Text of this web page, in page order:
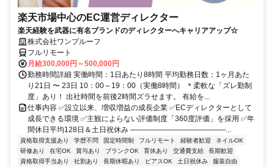
楽天市場中心のEC運営ディレクター
楽天経験を武器に有名ブランドのディレクターへキャリアアップ☆
株式会社ワンプルーフ
フルリモート
月給300,000円～500,000円
勤務時間詳細 実働時間：1日あたり8時間 平均勤務日数：1ヶ月あた
り21日 〜 23日 10：00～19：00（実働8時間） ＊柔軟な「ズレ勤制
度」あり！ 出社時間を前後2時間ズラせます。 有給を...
仕事内容 ✅設立以来、増収増益の成長企業 ✅ECディレクターとして
成長できる環境 ✅主観によらない評価制度「360度評価」を採用 ✅年
間休日平均128日＆土日祝休み ―――――――――――――...
資格取得支援あり 学歴不問 固定時間制 フルリモート 経験者歓迎
ネイルOK
研修あり
在宅OK 賞与あり ブランクOK 育休あり 交通費支給
長期歓迎
資格取得手当あり
社割あり 長期休暇あり ピアスOK 土日祝休み
服装自由